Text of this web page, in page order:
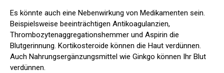
Es könnte auch eine Nebenwirkung von Medikamenten sein.
Beispielsweise beeinträchtigen Antikoagulanzien,
Thrombozytenaggregationshemmer und Aspirin die
Blutgerinnung. Kortikosteroide können die Haut verdünnen.
Auch Nahrungsergänzungsmittel wie Ginkgo können Ihr Blut
verdünnen.